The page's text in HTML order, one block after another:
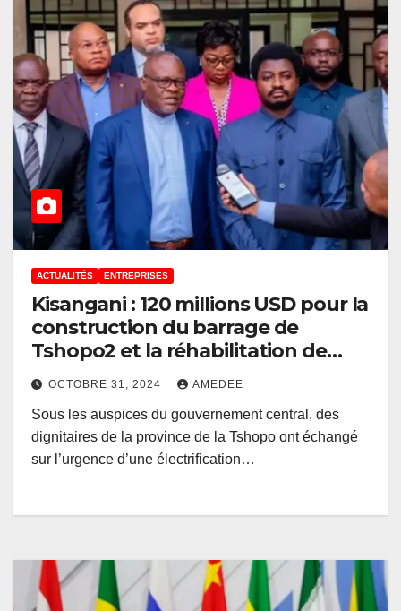
ACTUALITÉS ENTREPRISES
Kisangani : 120 millions USD pour la
construction du barrage de
Tshopo2 et la réhabilitation de
Tshopo1
OCTOBRE 31, 2024 AMEDEE
Sous les auspices du gouvernement central, des
dignitaires de la province de la Tshopo ont échangé
sur l’urgence d’une électrification…